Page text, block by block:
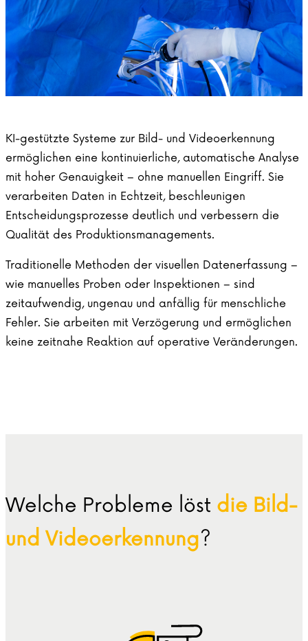
KI-gestützte Systeme zur Bild- und Videoerkennung
ermöglichen eine kontinuierliche, automatische Analyse
mit hoher Genauigkeit – ohne manuellen Eingriff. Sie
verarbeiten Daten in Echtzeit, beschleunigen
Entscheidungsprozesse deutlich und verbessern die
Qualität des Produktionsmanagements.
Traditionelle Methoden der visuellen Datenerfassung –
wie manuelles Proben oder Inspektionen – sind
zeitaufwendig, ungenau und anfällig für menschliche
Fehler. Sie arbeiten mit Verzögerung und ermöglichen
keine zeitnahe Reaktion auf operative Veränderungen.
Welche Probleme löst die Bild-
und Videoerkennung?